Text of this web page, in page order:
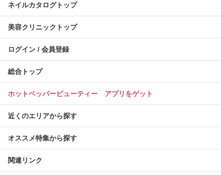
ネイルカタログトップ
美容クリニックトップ
ログイン / 会員登録
総合トップ
ホットペッパービューティー アプリをゲット
近くのエリアから探す
オススメ特集から探す
関連リンク